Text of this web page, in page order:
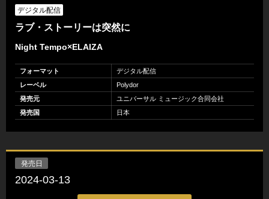
デジタル配信
ラブ・ストーリーは突然に
Night Tempo×ELAIZA
フォーマット
デジタル配信
レーベル
Polydor
発売元
ユニバーサル ミュージック合同会社
発売国
日本
発売日
2024-03-13